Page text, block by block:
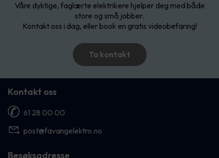
Våre dyktige, faglærte elektrikere hjelper deg med både
store og små jobber.
Kontakt oss i dag, eller book en gratis videobefaring!
Ta kontakt
Kontakt oss
61 28 00 00
post@favangelektro.no
Besøksadresse